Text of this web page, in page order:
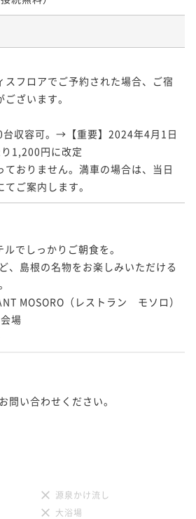
スフロアでご予約された場合、ご宿
ざいます。
台収容可。→【重要】2024年4月1日
1,200円に改定
ておりません。満車の場合は、当日
ご案内します。
でしっかりご朝食を。
、島根の名物をお楽しみいただける
MOSORO（レストラン　モソロ）
場
問い合わせください。
源泉かけ流し
大浴場